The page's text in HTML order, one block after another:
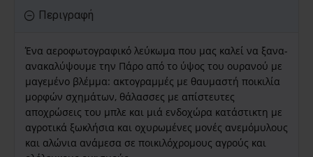
Περιγραφή
Ένα αεροφωτογραφικό λεύκωμα που μας καλεί να ξανα-
ανακαλύψουμε την Πάρο από το ύψος του ουρανού με
μαγεμένο βλέμμα: ακτογραμμές με θαυμαστή ποικιλία
μορφών σχημάτων, θάλασσες με απίστευτες
αποχρώσεις του μπλε και μιά ενδοχώρα κατάστικτη με
αγροτικά ξωκλήσια και οχυρωμένες μονές ανεμόμυλους
και αλώνια ανάμεσα σε ποικιλόχρομους αγρούς και